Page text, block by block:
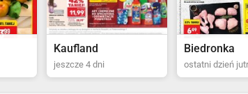
Biedronka
ostatni dzień jutro
POLOmarket
jeszcze 4 dni